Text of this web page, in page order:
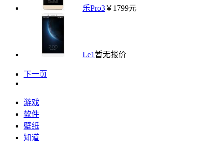
乐Pro3￥1799元
Le1 暂无报价
下一页
游戏
软件
壁纸
知道